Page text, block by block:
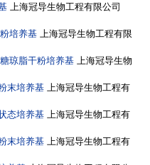
上海冠导生物工程有限公司
培养基
上海冠导生物工程有限
琼脂干粉培养基
上海冠导生物
末培养基
上海冠导生物工程有
态培养基
上海冠导生物工程有
末培养基
上海冠导生物工程有